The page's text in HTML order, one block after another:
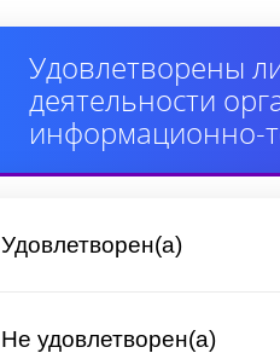
Удовлетворены
деятельности
информационно-
Удовлетворен(а)
Не удовлетворен(а)